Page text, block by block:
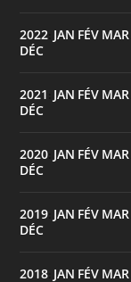
2022 JAN FÉV MAR
DÉC
2021 JAN FÉV MAR
DÉC
2020 JAN FÉV MAR
DÉC
2019 JAN FÉV MAR
DÉC
2018 JAN FÉV MAR